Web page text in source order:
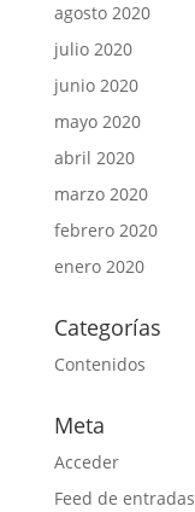
agosto 2020
julio 2020
junio 2020
mayo 2020
abril 2020
marzo 2020
febrero 2020
enero 2020
Categorías
Contenidos
Meta
Acceder
Feed de entradas